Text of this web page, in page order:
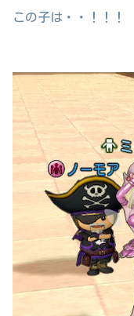
この子は・・！！！